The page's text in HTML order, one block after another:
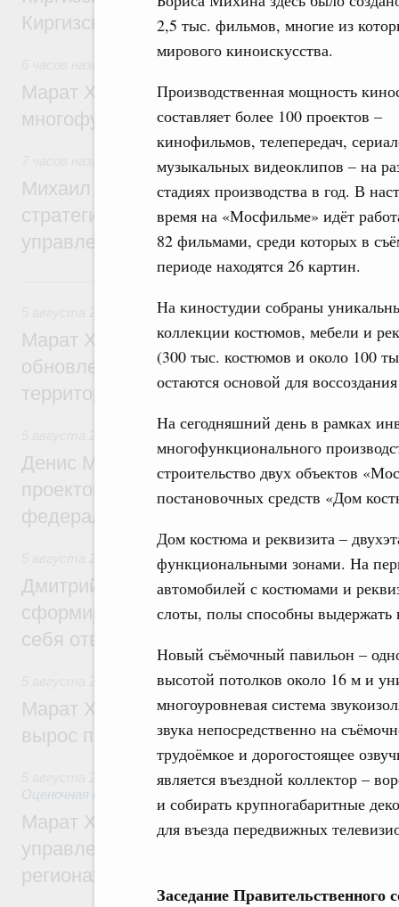
2,5 тыс. фильмов, многие из
мирового киноискусства.
Производственная мощность
составляет более 100 проектов –
кинофильмов, телепередач,
музыкальных видеоклипов – на
стадиях производства в год. В
время на «Мосфильме» идёт
82 фильмами, среди которых в
периоде находятся 26 картин.
На киностудии собраны
коллекции костюмов, мебели и
(300 тыс. костюмов и около 100
остаются основой для
На сегодняшний день в рамках
многофункционального
строительство двух объектов
постановочных средств «Дом
Дом костюма и реквизита –
функциональными зонами. На
автомобилей с костюмами и
слоты, полы способны выдержать
Новый съёмочный павильон –
высотой потолков около 16 м и
многоуровневая система
звука непосредственно на
трудоёмкое и дорогостоящее
является въездной коллектор –
и собирать крупногабаритные
для въезда передвижных
Заседание Правительственного
Киргизской межрегиональной
Дорожное хозяйство
Марат Хуснуллин: На двух скоростных
многофункциональные зоны дорожного
Михаил Мишустин дал поручения по
стратегической сессии о
управления научно-технологическим
Жилищно-коммунальное хозяйство
Марат Хуснуллин: Более 4,3 тыс.
обновлено в России при участии Фонда
территорий
Инструменты развития территорий.
Денис Мантуров провёл совещание по
проектов института кураторства в
федеральном округе
Молодёжная политика
Дмитрий Чернышенко: Всемирный
сформировал целое сообщество людей,
себя ответственность за будущее
Национальный проект «Инфраструктура
Марат Хуснуллин: Ввод нежилых зданий
вырос почти на треть
Земельные отношения. Кадастровая
Оценочная деятельность
Марат Хуснуллин: По решению
управление «ДОМ.РФ» перейдёт более
регионах